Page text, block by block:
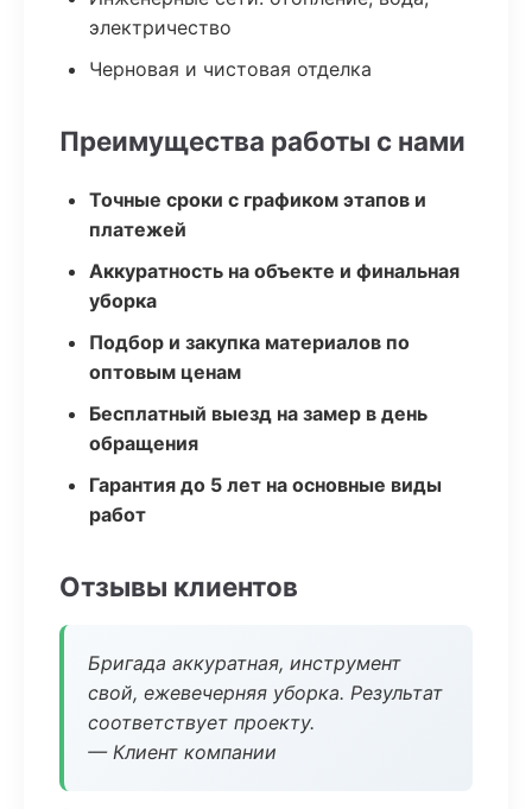
электричество
Черновая и чистовая отделка
Преимущества работы с нами
Точные сроки с графиком этапов и
платежей
Аккуратность на объекте и финальная
уборка
Подбор и закупка материалов по
оптовым ценам
Бесплатный выезд на замер в день
обращения
Гарантия до 5 лет на основные виды
работ
Отзывы клиентов
Бригада аккуратная, инструмент
свой, ежевечерняя уборка. Результат
соответствует проекту.
— Клиент компании